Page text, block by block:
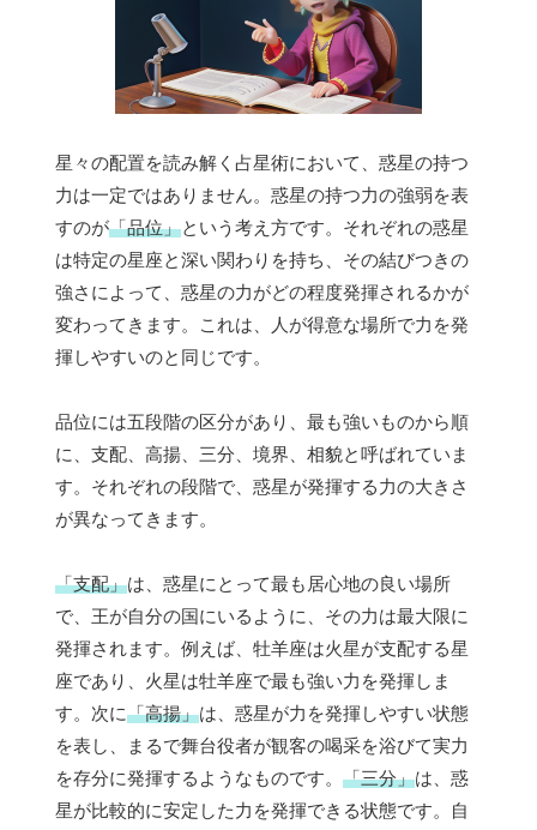
星々の配置を読み解く占星術において、惑星の持つ
力は一定ではありません。惑星の持つ力の強弱を表
すのが「品位」という考え方です。それぞれの惑星
は特定の星座と深い関わりを持ち、その結びつきの
強さによって、惑星の力がどの程度発揮されるかが
変わってきます。これは、人が得意な場所で力を発
揮しやすいのと同じです。
品位には五段階の区分があり、最も強いものから順
に、支配、高揚、三分、境界、相貌と呼ばれていま
す。それぞれの段階で、惑星が発揮する力の大きさ
が異なってきます。
「支配」は、惑星にとって最も居心地の良い場所
で、王が自分の国にいるように、その力は最大限に
発揮されます。例えば、牡羊座は火星が支配する星
座であり、火星は牡羊座で最も強い力を発揮しま
す。次に「高揚」は、惑星が力を発揮しやすい状態
を表し、まるで舞台役者が観客の喝采を浴びて実力
を存分に発揮するようなものです。 「三分」は、惑
星が比較的に安定した力を発揮できる状態です。自